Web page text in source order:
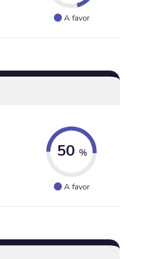
A favor
50 %
A favor